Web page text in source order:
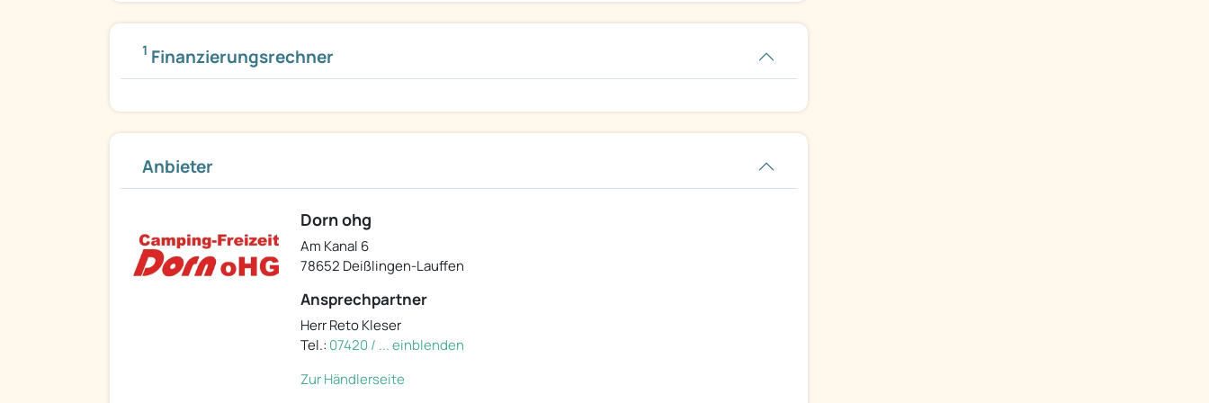
1 Finanzierungsrechner
Anbieter
Dorn ohg
Am Kanal 6
78652 Deißlingen-Lauffen
Ansprechpartner
Herr Reto Kleser
Tel.: 07420 / ... einblenden
Zur Händlerseite